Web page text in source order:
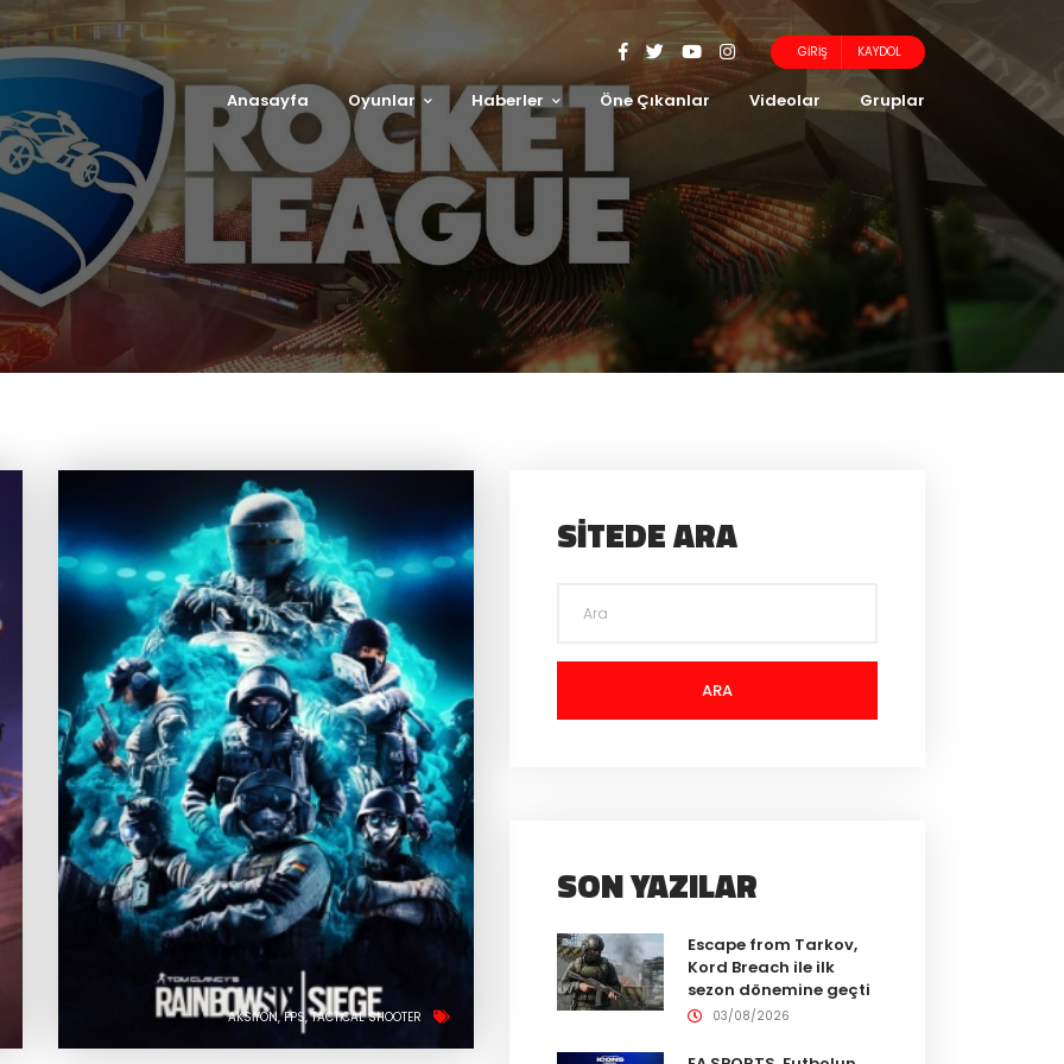
GIRIŞ KAYDOL
Anasayfa Oyunlar Haberler Öne Çıkanlar Videolar Gruplar
AKSIYON FPS TACTICAL SHOOTER
SITEDE ARA
ARA
SON YAZILAR
Escape from Tarkov,
Kord Breach ile ilk
sezon dönemine geçti
03/08/2026